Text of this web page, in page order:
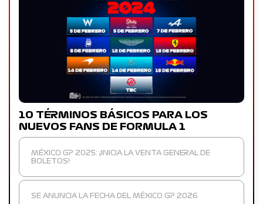
10 TÉRMINOS BÁSICOS PARA LOS
NUEVOS FANS DE FORMULA 1
MÉXICO GP 2025: ¡INICIA LA VENTA GENERAL DE
BOLETOS!
SE ANUNCIA LA FECHA DEL MÉXICO GP 2026